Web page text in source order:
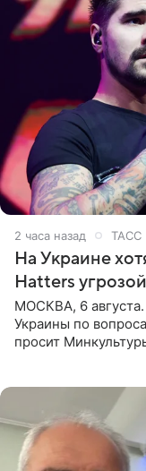
2 часа назад ТАСС
На Украине
Hatters
МОСКВА, 6
Украины по
просит